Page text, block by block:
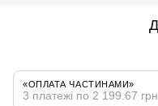
«ОПЛАТА ЧАСТИНАМИ»
3 платежі по 2 199.67 грн